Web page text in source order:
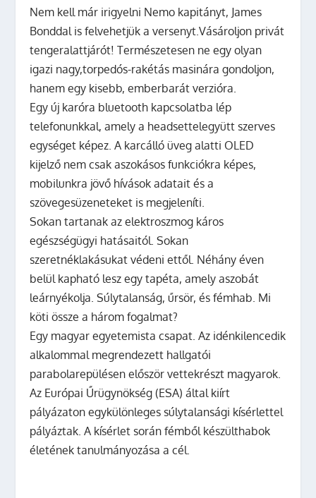
Nem kell már irigyelni Nemo kapitányt, James
Bonddal is felvehetjük a versenyt.Vásároljon privát
tengeralattjárót! Természetesen ne egy olyan
igazi nagy,torpedós-rakétás masinára gondoljon,
hanem egy kisebb, emberbarát verzióra.
Egy új karóra bluetooth kapcsolatba lép
telefonunkkal, amely a headsettelegyütt szerves
egységet képez. A karcálló üveg alatti OLED
kijelző nem csak aszokásos funkciókra képes,
mobilunkra jövő hívások adatait és a
szövegesüzeneteket is megjeleníti.
Sokan tartanak az elektroszmog káros
egészségügyi hatásaitól. Sokan
szeretnéklakásukat védeni ettől. Néhány éven
belül kapható lesz egy tapéta, amely aszobát
leárnyékolja. Súlytalanság, űrsör, és fémhab. Mi
köti össze a három fogalmat?
Egy magyar egyetemista csapat. Az idénkilencedik
alkalommal megrendezett hallgatói
parabolarepülésen először vettekrészt magyarok.
Az Európai Űrügynökség (ESA) által kiírt
pályázaton egykülönleges súlytalansági kísérlettel
pályáztak. A kísérlet során fémből készülthabok
életének tanulmányozása a cél.